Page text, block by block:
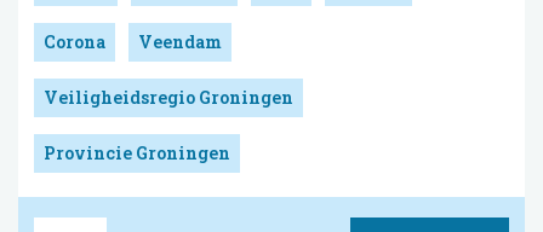
Corona Veendam
Veiligheidsregio Groningen
Provincie Groningen